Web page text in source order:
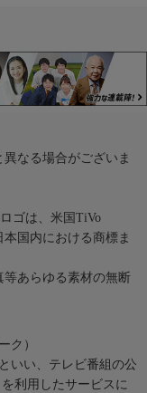
なる場合がございま
ゴは、米国TiVo
国内における商標ま
等あらゆる素材の無断
ク）
いい、テレビ番組の公
利用したサービスに